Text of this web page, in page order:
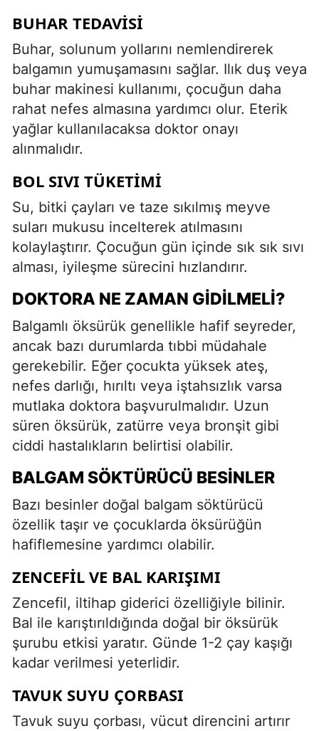
BUHAR TEDAVISI
Buhar, solunum yollarını nemlendirerek
balgamın yumuşamasını sağlar. Ilık duş veya
buhar makinesi kullanımı, çocuğun daha
rahat nefes almasına yardımcı olur. Eterik
yağlar kullanılacaksa doktor onayı
alınmalıdır.
BOL SIVI TÜKETIMI
Su, bitki çayları ve taze sıkılmış meyve
suları mukusu incelterek atılmasını
kolaylaştırır. Çocuğun gün içinde sık sık sıvı
alması, iyileşme sürecini hızlandırır.
DOKTORA NE ZAMAN GIDILMELI?
Balgamlı öksürük genellikle hafif seyreder,
ancak bazı durumlarda tıbbi müdahale
gerekebilir. Eğer çocukta yüksek ateş,
nefes darlığı, hırıltı veya iştahsızlık varsa
mutlaka doktora başvurulmalıdır. Uzun
süren öksürük, zatürre veya bronşit gibi
ciddi hastalıkların belirtisi olabilir.
BALGAM SÖKTÜRÜCÜ BESINLER
Bazı besinler doğal balgam söktürücü
özellik taşır ve çocuklarda öksürüğün
hafiflemesine yardımcı olabilir.
ZENCEFIL VE BAL KARIŞIMI
Zencefil, iltihap giderici özelliğiyle bilinir.
Bal ile karıştırıldığında doğal bir öksürük
şurubu etkisi yaratır. Günde 1-2 çay kaşığı
kadar verilmesi yeterlidir.
TAVUK SUYU ÇORBASI
Tavuk suyu çorbası, vücut direncini artırır